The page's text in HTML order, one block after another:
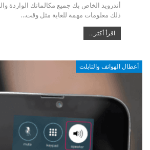
أندرويد الخاص بك جميع مكالماتك الواردة
ذلك معلومات مهمة للغاية مثل وقت…
اقرأ أكثر...
أعطال الهواتف والتابلت